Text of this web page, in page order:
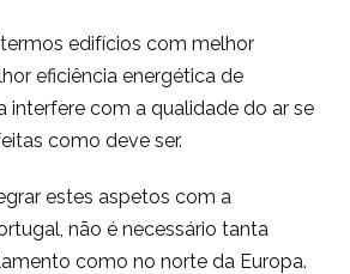
edifícios com melhor
eficiência energética de
interfere com a qualidade do ar se
como deve ser.
estes aspetos com a
não é necessário tanta
como no norte da Europa.